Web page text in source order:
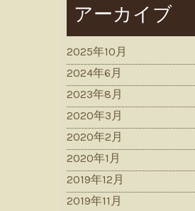
アーカイブ
2025年10月
2024年6月
2023年8月
2020年3月
2020年2月
2020年1月
2019年12月
2019年11月